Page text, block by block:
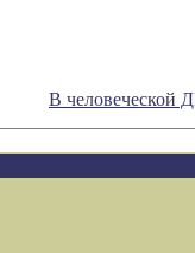
В человеческой